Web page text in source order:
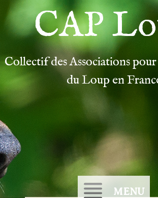
CAP
Collectif des Associations
du Loup en
MENU